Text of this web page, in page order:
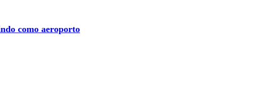
como aeroporto